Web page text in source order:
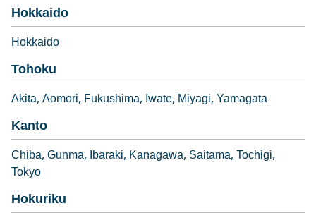
Hokkaido
Hokkaido
Tohoku
Akita Aomori Fukushima Iwate Miyagi Yamagata
Kanto
Chiba Gunma Ibaraki Kanagawa Saitama Tochigi
Tokyo
Hokuriku